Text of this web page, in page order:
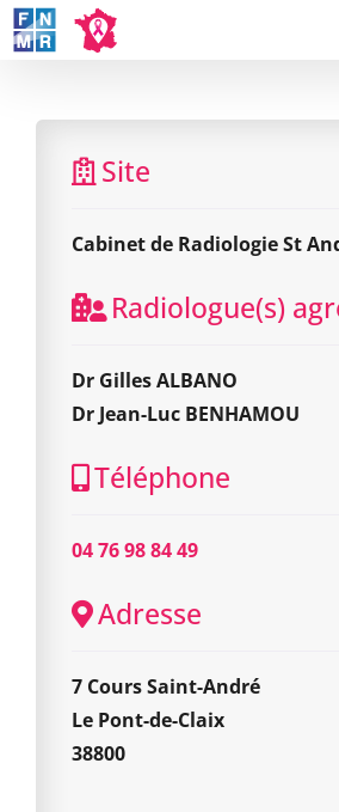
Skip
to
Site
Cabinet de Radiologie St
Radiologue(s)
Dr Gilles ALBANO
Dr Jean-Luc BENHAMOU
Téléphone
04 76 98 84 49
Adresse
7 Cours Saint-André
Le Pont-de-Claix
38800